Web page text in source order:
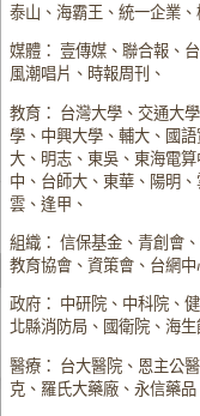
泰山、海霸王、統一企業
媒體： 壹傳媒、聯合報、
風潮唱片、時報周刊、
教育： 台灣大學、交通大
學、中興大學、輔大、國
大、明志、東吳、東海電
中、台師大、東華、陽明
雲、逢甲、
組織： 信保基金、青創會
教育協會、資策會、台網
政府： 中研院、中科院、
北縣消防局、國衛院、海生
醫療： 台大醫院、恩主公
克、羅氏大藥廠、永信藥品